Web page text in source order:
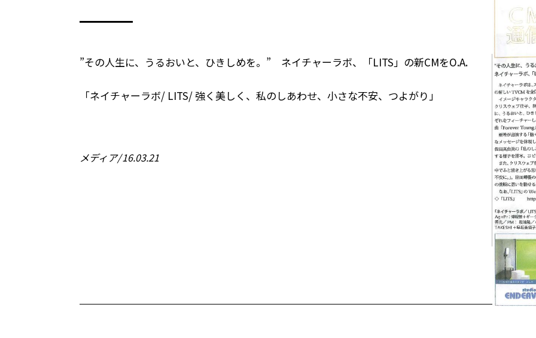
”その人生に、うるおいと、ひきしめを。” ネイチャーラボ、「LITS」の新CMをO.A.
「ネイチャーラボ/ LITS/ 強く美しく、私のしあわせ、小さな不安、つよがり」
メディア 16.03.21